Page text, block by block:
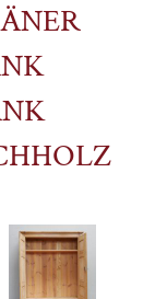
K
W
G